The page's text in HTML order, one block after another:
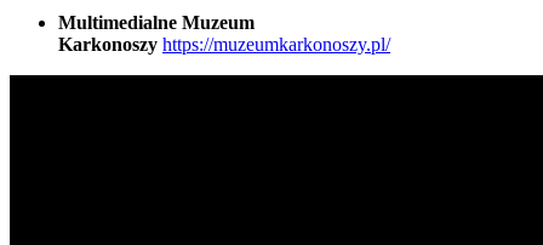
Multimedialne Muzeum
Karkonoszy https://muzeumkarkonoszy.pl/